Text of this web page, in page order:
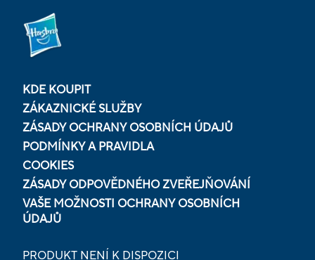
KDE KOUPIT
ZÁKAZNICKÉ SLUŽBY
ZÁSADY OCHRANY OSOBNÍCH ÚDAJŮ
PODMÍNKY A PRAVIDLA
COOKIES
ZÁSADY ODPOVĚDNÉHO ZVEŘEJŇOVÁNÍ
VAŠE MOŽNOSTI OCHRANY OSOBNÍCH
ÚDAJŮ
PRODUKT NENÍ K DISPOZICI